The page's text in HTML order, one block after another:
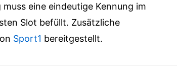
eine eindeutige Kennung im
Slot befüllt. Zusätzliche
Sport1 bereitgestellt.